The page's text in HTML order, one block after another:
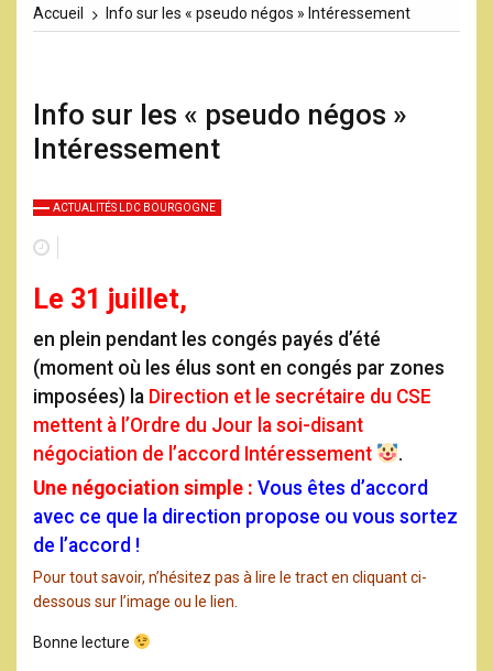
Accueil
Info sur les « pseudo négos » Intéressement
Info sur les « pseudo négos »
Intéressement
ACTUALITÉS LDC BOURGOGNE
Le 31 juillet,
en plein pendant les congés payés d’été
(moment où les élus sont en congés par zones
imposées) la Direction et le secrétaire du CSE
mettent à l’Ordre du Jour la soi-disant
négociation de l’accord Intéressement
.
Une négociation simple : Vous êtes d’accord
avec ce que la direction propose ou vous sortez
de l’accord !
Pour tout savoir, n’hésitez pas à lire le tract en cliquant ci-
dessous sur l’image ou le lien
Bonne lecture